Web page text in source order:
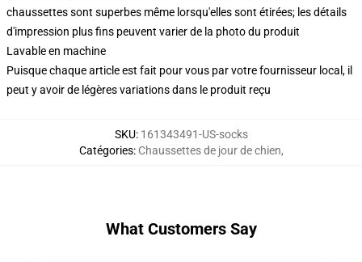
chaussettes sont superbes même lorsqu'elles sont étirées; les détails
d'impression plus fins peuvent varier de la photo du produit
Lavable en machine
Puisque chaque article est fait pour vous par votre fournisseur local, il
peut y avoir de légères variations dans le produit reçu
SKU: 161343491-US-socks
Catégories: Chaussettes de jour de chien,
What Customers Say